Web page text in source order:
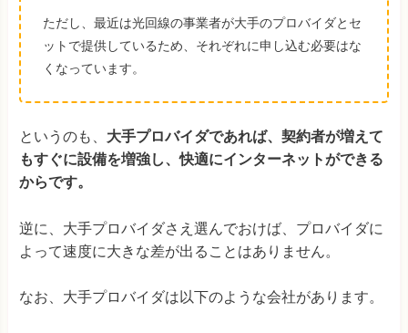
ただし、最近は光回線の事業者が大手のプロバイダとセ
ットで提供しているため、それぞれに申し込む必要はな
くなっています。
というのも、 大手プロバイダであれば、契約者が増えて
もすぐに設備を増強し、快適にインターネットができる
からです。
逆に、大手プロバイダさえ選んでおけば、プロバイダに
よって速度に大きな差が出ることはありません。
なお、大手プロバイダは以下のような会社があります。